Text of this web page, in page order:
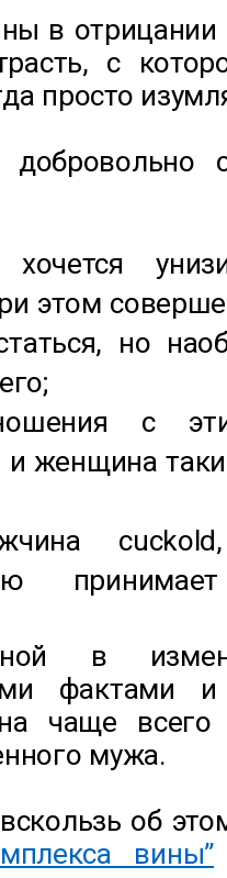
в
с
просто
этом
но
с
и женщина
в
фактами и
чаще всего
мужа.
об
вины”